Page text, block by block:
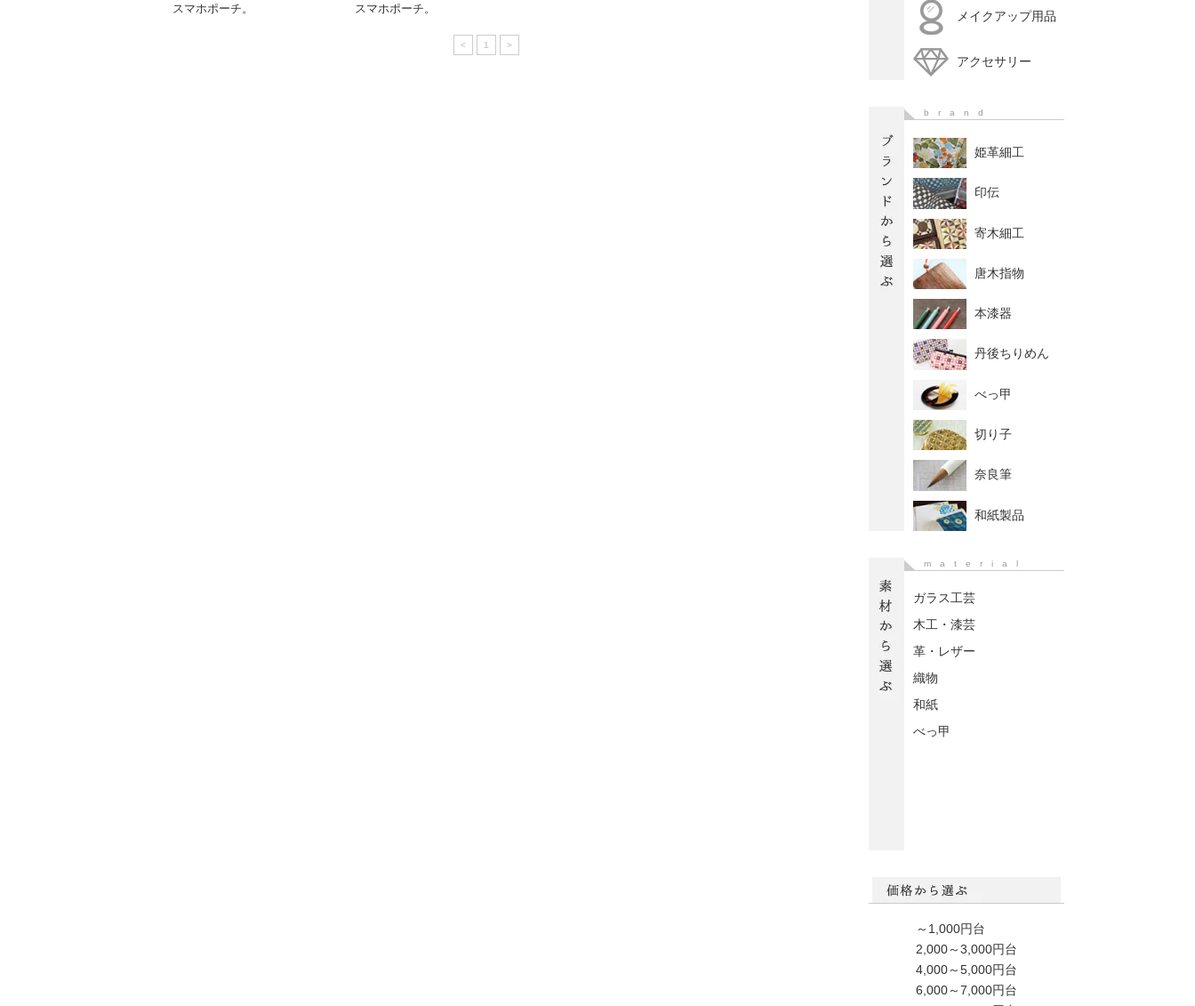
スマホポーチ。
スマホポーチ。
< 1 >
メイクアップ用品
アクセサリー
brand
姫革細工
印伝
寄木細工
唐木指物
本漆器
丹後ちりめん
べっ甲
切り子
奈良筆
和紙製品
material
ガラス工芸
木工・漆芸
革・レザー
織物
和紙
べっ甲
～1,000円台
2,000～3,000円台
4,000～5,000円台
6,000～7,000円台